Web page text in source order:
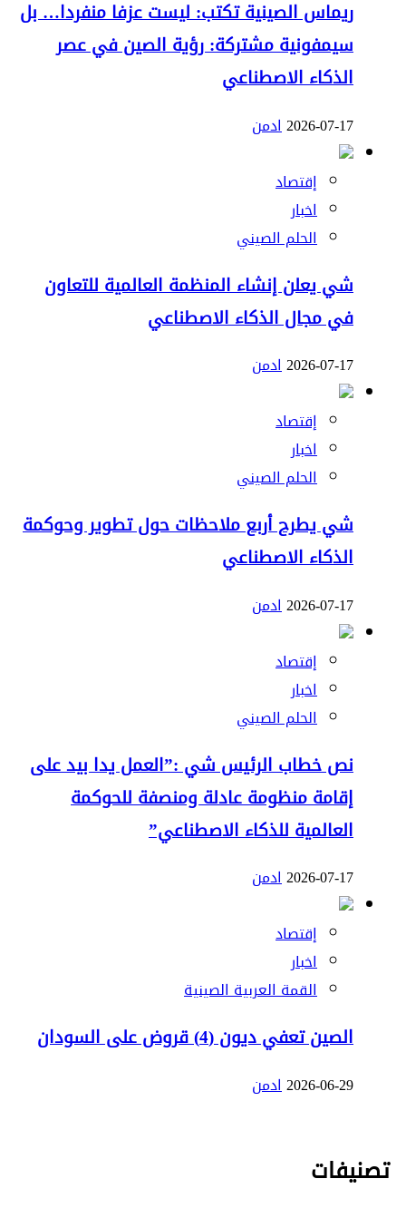
ريماس الصينية تكتب: ليست عزفا منفردا… بل
سيمفونية مشتركة: رؤية الصين في عصر
الذكاء الاصطناعي
2026-07-17ادمن
إقتصاد
اخبار
الحلم الصيني
شي يعلن إنشاء المنظمة العالمية للتعاون
في مجال الذكاء الاصطناعي
2026-07-17ادمن
إقتصاد
اخبار
الحلم الصيني
شي يطرح أربع ملاحظات حول تطوير وحوكمة
الذكاء الاصطناعي
2026-07-17ادمن
إقتصاد
اخبار
الحلم الصيني
نص خطاب الرئيس شي :”العمل يدا بيد على
إقامة منظومة عادلة ومنصفة للحوكمة
العالمية للذكاء الاصطناعي”
2026-07-17ادمن
إقتصاد
اخبار
القمة العربية الصينية
الصين تعفي ديون (4) قروض على السودان
2026-06-29ادمن
تصنيفات